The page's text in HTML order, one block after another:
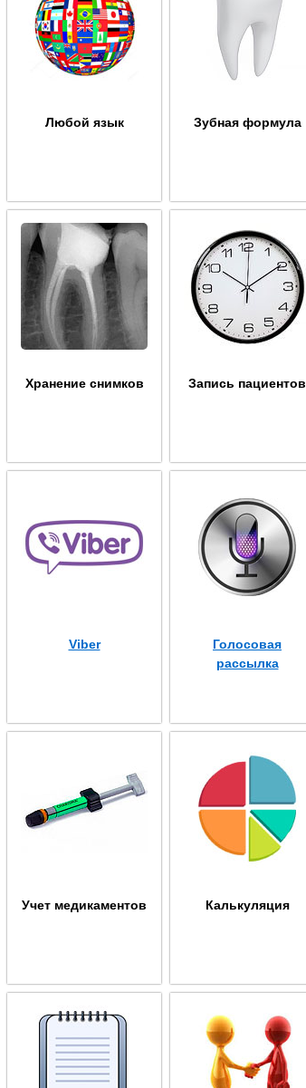
Любой язык Зубная формула
Хранение снимков Запись пациентов
Viber
Голосовая
рассылка
Учет медикаментов Калькуляция